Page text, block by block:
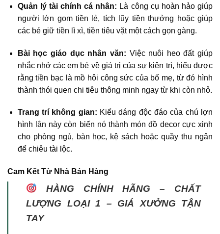
Quản lý tài chính cá nhân: Là công cụ hoàn hảo giúp
người lớn gom tiền lẻ, tích lũy tiền thưởng hoặc giúp
các bé giữ tiền lì xì, tiền tiêu vặt một cách gọn gàng.
Bài học giáo dục nhân văn: Việc nuôi heo đất giúp
nhắc nhở các em bé về giá trị của sự kiên trì, hiểu được
rằng tiền bạc là mồ hôi công sức của bố mẹ, từ đó hình
thành thói quen chi tiêu thông minh ngay từ khi còn nhỏ.
Trang trí không gian: Kiểu dáng độc đáo của chú lợn
hình lân này còn biến nó thành món đồ decor cực xinh
cho phòng ngủ, bàn học, kệ sách hoặc quầy thu ngân
để chiêu tài lộc.
Cam Kết Từ Nhà Bán Hàng
HÀNG CHÍNH HÃNG – CHẤT
LƯỢNG LOẠI 1 – GIÁ XƯỞNG TẬN
TAY